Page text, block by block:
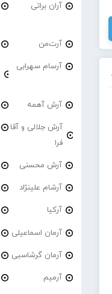
آران براتی
آرت‌من
آرسام سهرابی
آرش آهمه
آرش جلالی و آقا
فرا
آرش محسنی
آرشام علینژاد
آرکیا
آرمان اسماعیلی
آرمان گرشاسبی
آرمیم